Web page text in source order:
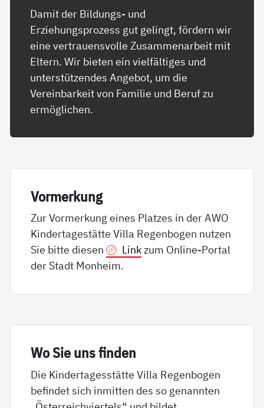
Damit der Bildungs- und
Erziehungsprozess gut gelingt, fördern wir
eine vertrauensvolle Zusammenarbeit mit
Eltern. Wir bieten ein vielfältiges und
unterstützendes Angebot, um die
Vereinbarkeit von Familie und Beruf zu
ermöglichen.
Vor­mer­kung
Zur Vormerkung eines Platzes in der AWO
Kindertagestätte Villa Regenbogen nutzen
Sie bitte diesen
Linkzum Online-Portal
der Stadt Monheim.
Wo Sie uns fin­den
Die Kindertagesstätte Villa Regenbogen
befindet sich inmitten des so genannten